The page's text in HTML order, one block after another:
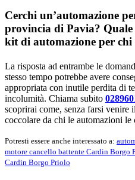
Cerchi un’automazione
provincia di Pavia?
kit di automazione per chi
La risposta ad entrambe le
stesso tempo potrebbe avere
appropriata con inutile perdita di
incolumità. Chiama subito
scoprirai come, senza farsi venire
coccolare da chi le automazioni le
Potresti essere anche interessato a:
motore cancello battente Cardin Borgo
Cardin Borgo Priolo